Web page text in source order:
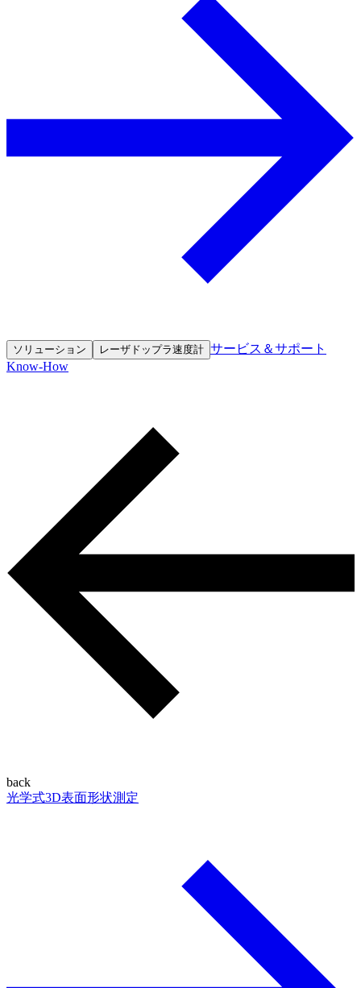
ソリューション レーザドップラ速度計 サービス＆サポート
Know-How
back
光学式3D表面形状測定